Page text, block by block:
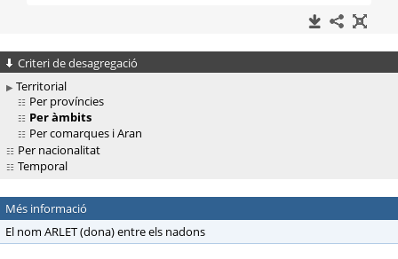
Criteri de desagregació
Territorial
Per províncies
Per àmbits
Per comarques i Aran
Per nacionalitat
Temporal
Més informació
El nom ARLET (dona) entre els nadons